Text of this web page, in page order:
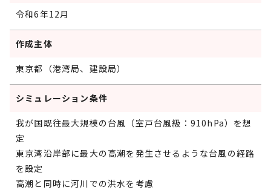
令和6年12月
作成主体
東京都（港湾局、建設局）
シミュレーション条件
我が国既往最大規模の台風（室戸台風級：910hPa）を想
定
東京湾沿岸部に最大の高潮を発生させるような台風の経路
を設定
高潮と同時に河川での洪水を考慮